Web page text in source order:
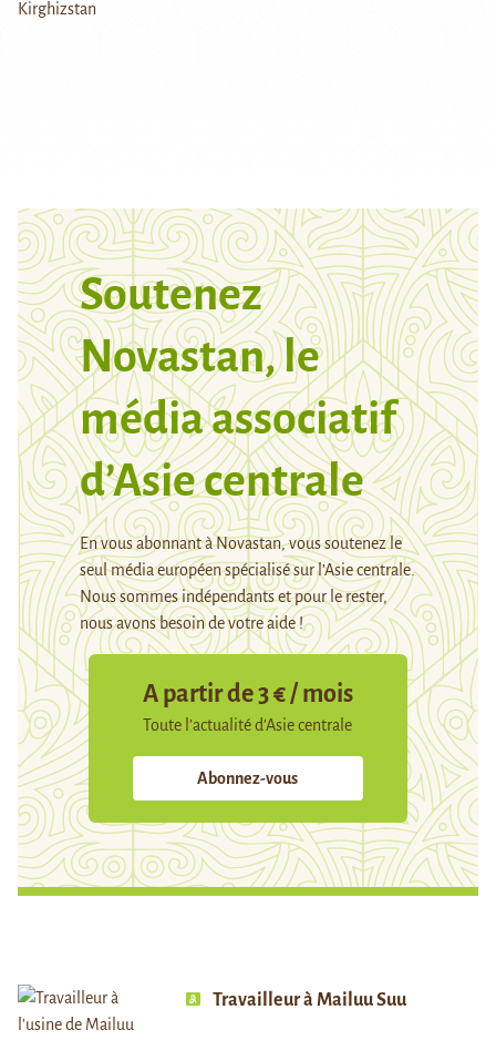
Soutenez
Novastan, le
média associatif
d’Asie centrale
En vous abonnant à Novastan, vous soutenez le
seul média européen spécialisé sur l’Asie centrale.
Nous sommes indépendants et pour le rester,
nous avons besoin de votre aide !
A partir de 3 € / mois
Toute l’actualité d’Asie centrale
Abonnez-vous
Travailleur à Mailuu Suu